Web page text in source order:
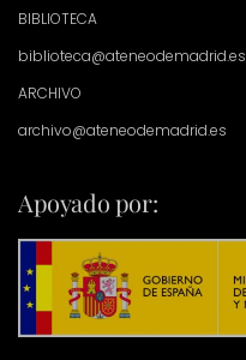
BIBLIOTECA
biblioteca@ateneodemadrid.es
ARCHIVO
archivo@ateneodemadrid.es
Apoyado por: